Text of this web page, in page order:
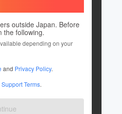
outside Japan. Before
the following.
depending on your
and Privacy Policy.
Terms.
を投稿しています